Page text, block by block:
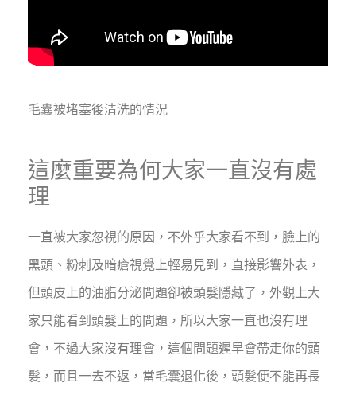
毛囊被堵塞後清洗的情況
這麼重要為何大家一直沒有處
理
一直被大家忽視的原因，不外乎大家看不到，臉上的
黑頭、粉刺及暗瘡視覺上輕易見到，直接影響外表，
但頭皮上的油脂分泌問題卻被頭髮隱藏了，外觀上大
家只能看到頭髮上的問題，所以大家一直也沒有理
會，不過大家沒有理會，這個問題遲早會帶走你的頭
髮，而且一去不返，當毛囊退化後，頭髮便不能再長